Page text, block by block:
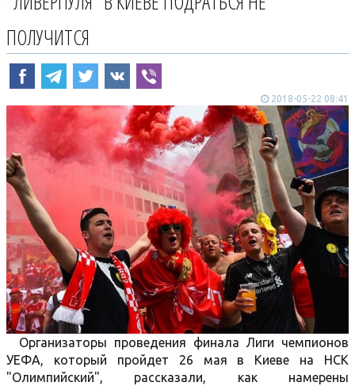
ПОЛУЧИТСЯ
2018-05-22 08:41
Организаторы проведения финала Лиги чемпионов
УЕФА, который пройдет 26 мая в Киеве на НСК
"Олимпийский", рассказали, как намерены